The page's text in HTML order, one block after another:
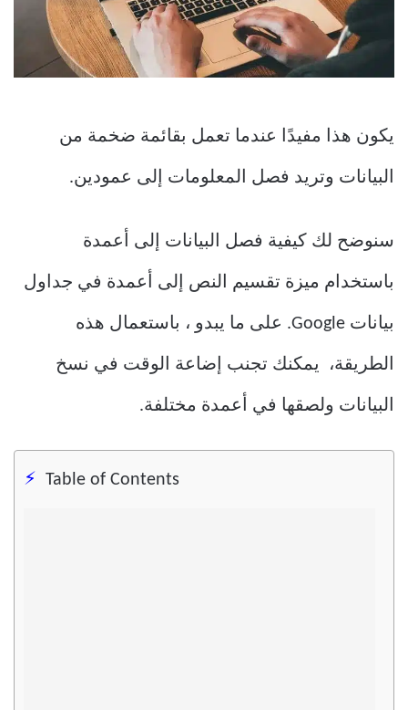
يكون هذا مفيدًا عندما تعمل بقائمة ضخمة من
البيانات وتريد فصل المعلومات إلى عمودين.
سنوضح لك كيفية فصل البيانات إلى أعمدة
باستخدام ميزة تقسيم النص إلى أعمدة في جداول
بيانات Google. على ما يبدو ، باستعمال هذه
الطريقة، يمكنك تجنب إضاعة الوقت في نسخ
البيانات ولصقها في أعمدة مختلفة.
Table of Contents